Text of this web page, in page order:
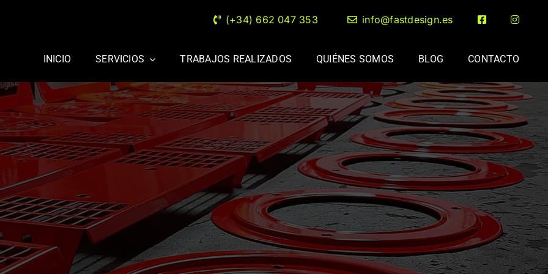
(+34) 662 047 353 info@fastdesign.es
INICIO SERVICIOS TRABAJOS REALIZADOS QUIÉNES SOMOS BLOG CONTACTO